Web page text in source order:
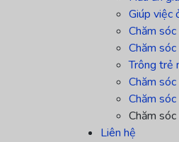
Giúp việc
Chăm
Chăm
Trông trẻ
Chăm
Chăm
Chăm
Liên hệ